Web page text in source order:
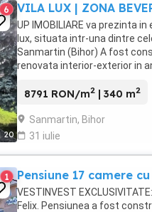
20
6 VILA LUX | ZONA
UP IMOBILIARE va prezinta
lux, situata intr-una dintre
Sanmartin (Bihor) A fost
renovata interior-exterior in
8791 RON/m2 | 340 m2
Sanmartin, Bihor
31 iulie
1 Pensiune 17 camere
VESTINVEST
Felix. Pensiunea a fost